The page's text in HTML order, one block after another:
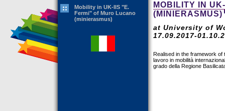
Mobility in UK-IIS "E.
Fermi" of Muro Lucano
(minierasmus)
MOBILITY IN
(MINIERASMUS)
at University of
17.09.2017-
Realised in the framework
lavoro in mobilità
grado della Regione